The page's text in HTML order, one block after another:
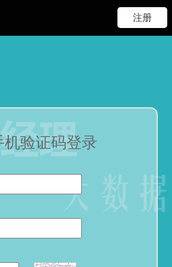
注册
机验证码登录